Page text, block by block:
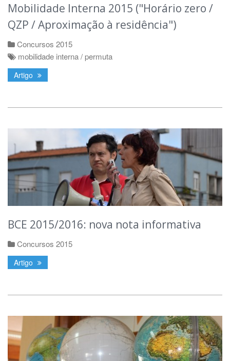
Mobilidade Interna 2015 ("Horário zero /
QZP / Aproximação à residência")
Concursos 2015
mobilidade interna / permuta
Artigo
BCE 2015/2016: nova nota informativa
Concursos 2015
Artigo